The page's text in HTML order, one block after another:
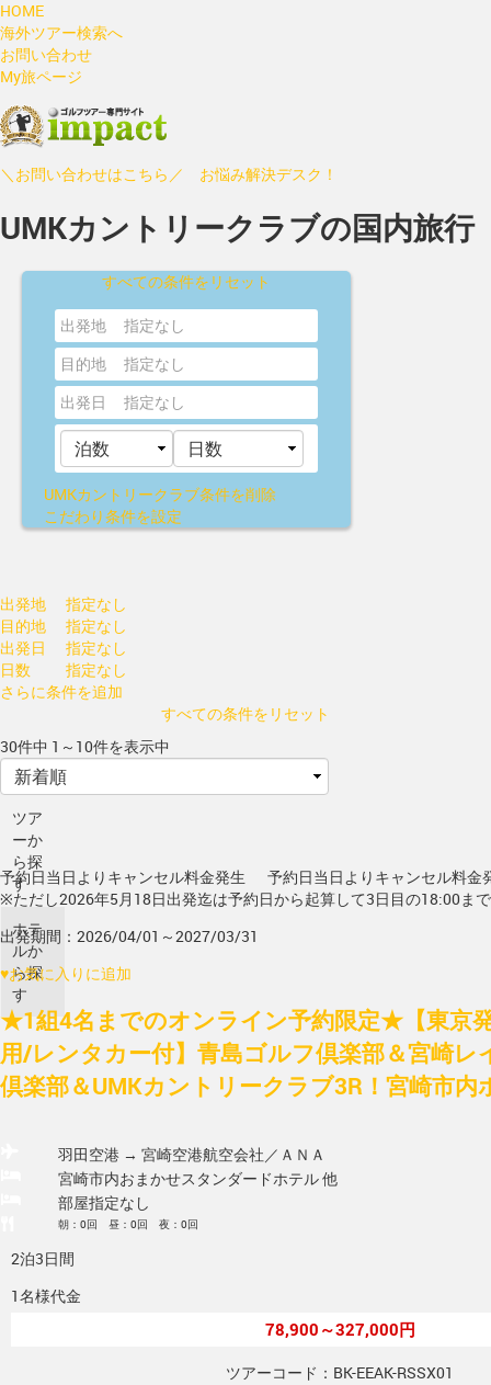
HOME
海外ツアー検索へ
お問い合わせ
My旅ページ
＼お問い合わせはこちら／ お悩み解決デスク！
UMKカントリークラブの国内旅行
すべての条件をリセット
出発地
指定なし
目的地
指定なし
出発日
指定なし
UMKカントリークラブ条件を削除
こだわり条件を設定
出発地
指定なし
目的地
指定なし
出発日
指定なし
日数
指定なし
さらに条件を追加
すべての条件をリセット
30件中 1～10件を表示中
ツア
ーか
ら探
す
ホテ
ルか
ら探
す
予約日当日よりキャンセル料金発生
予約日当日よりキャンセル料金
※ただし2026年5月18日出発迄は予約日から起算して3日目の18:00ま
出発期間：2026/04/01～2027/03/31
♥お気に入りに追加
★1組4名までのオンライン予約限定★【東京
用/レンタカー付】青島ゴルフ倶楽部＆宮崎
倶楽部＆UMKカントリークラブ3R！宮崎市内
羽田空港 → 宮崎空港航空会社／ＡＮＡ
宮崎市内おまかせスタンダードホテル 他
部屋指定なし
朝：0回 昼：0回 夜：0回
2泊3日間
1名様代金
78,900～327,000円
ツアーコード：BK-EEAK-RSSX01